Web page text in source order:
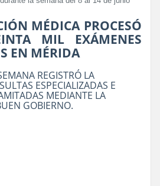
MÉDICA PROCESÓ
MIL EXÁMENES
EN MÉRIDA
REGISTRÓ LA
ESPECIALIZADAS E
MEDIANTE LA
GOBIERNO.